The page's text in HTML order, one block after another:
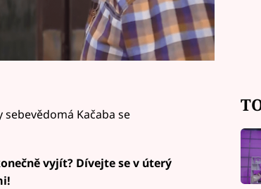
Kačaba se
vyjít? Dívejte se v úterý